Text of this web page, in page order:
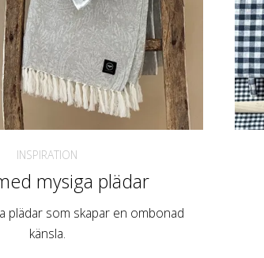
INSPIRATION
mysiga plädar
plädar som skapar en ombonad
känsla.